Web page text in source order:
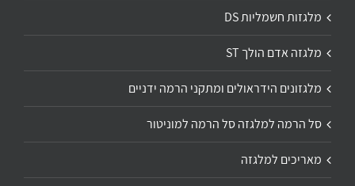
מלגזות חשמליות DS
מלגזה אדם הולך ST
מלגזונים הידראולים ומתקני הרמה ידניים
סל הרמה למלגזה סל הרמה למוניטור
מאריכים למלגזה